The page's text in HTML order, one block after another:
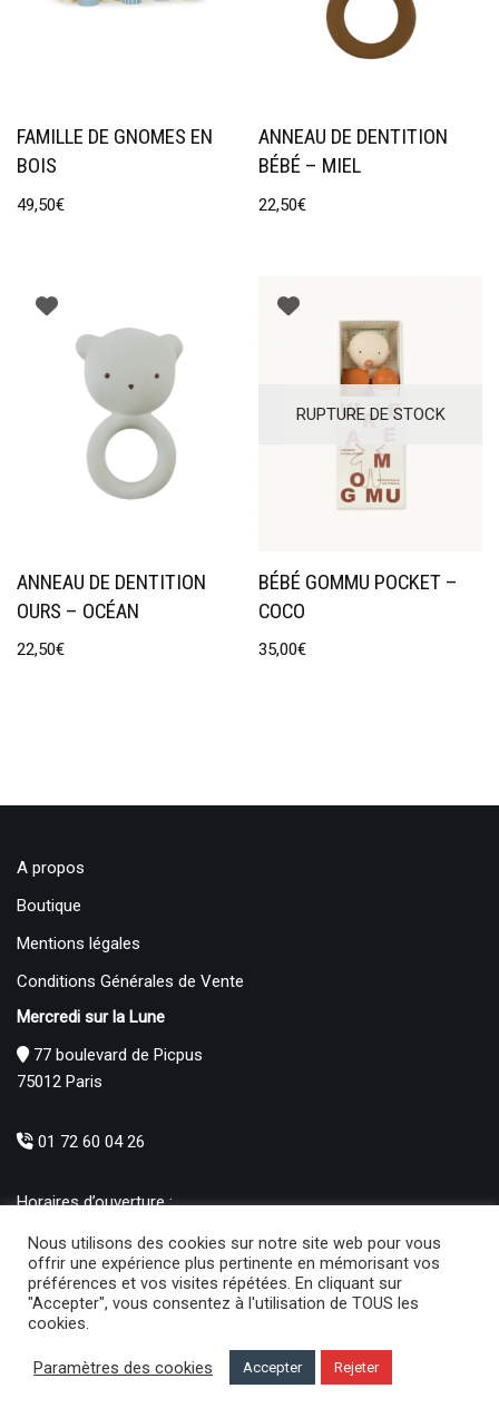
FAMILLE DE GNOMES EN
BOIS
49,50€
ANNEAU DE DENTITION
BÉBÉ – MIEL
22,50€
ANNEAU DE DENTITION
OURS – OCÉAN
22,50€
RUPTURE DE STOCK
BÉBÉ GOMMU POCKET –
COCO
35,00€
A propos
Boutique
Mentions légales
Conditions Générales de Vente
Mercredi sur la Lune
77 boulevard de Picpus
75012 Paris
01 72 60 04 26
Horaires d’ouverture :
Mercredi au Samedi : 10h30 – 19h00
Produits
Nous utilisons des cookies sur notre site web pour vous
offrir une expérience plus pertinente en mémorisant vos
préférences et vos visites répétées. En cliquant sur
"Accepter", vous consentez à l'utilisation de TOUS les
cookies.
Paramètres des cookies Accepter Rejeter